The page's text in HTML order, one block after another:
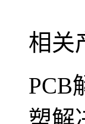
相关
PCB
塑解